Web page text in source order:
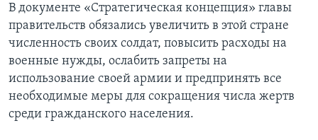
Learning English
СОЦИАЛЬНЫЕ СЕТИ
В документе «Стратегическая концепция» главы
правительств обязались увеличить в этой стране
численность своих солдат, повысить расходы на
военные нужды, ослабить запреты на
использование своей армии и предпринять все
необходимые меры для сокращения числа жертв
среди гражданского населения.